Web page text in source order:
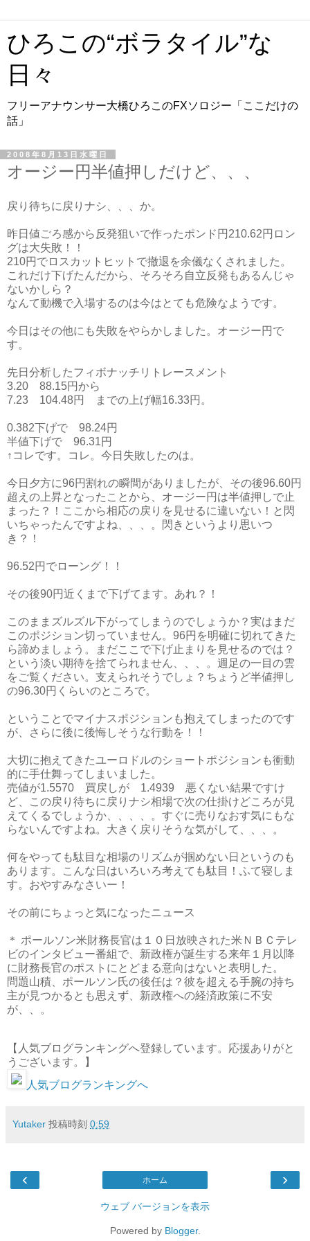
ひろこの“ボラタイル”な
日々
フリーアナウンサー大橋ひろこのFXソロジー「ここだけの
話」
2008年8月13日水曜日
オージー円半値押しだけど、、、
戻り待ちに戻りナシ、、、か。
昨日値ごろ感から反発狙いで作ったポンド円210.62円ロン
グは大失敗！！
210円でロスカットヒットで撤退を余儀なくされました。
これだけ下げたんだから、そろそろ自立反発もあるんじゃ
ないかしら？
なんて動機で入場するのは今はとても危険なようです。
今日はその他にも失敗をやらかしました。オージー円で
す。
先日分析したフィボナッチリトレースメント
3.20 88.15円から
7.23 104.48円 までの上げ幅16.33円。
0.382下げで 98.24円
半値下げで 96.31円
↑コレです。コレ。今日失敗したのは。
今日夕方に96円割れの瞬間がありましたが、その後96.60円
超えの上昇となったことから、オージー円は半値押しで止
まった？！ここから相応の戻りを見せるに違いない！と閃
いちゃったんですよね、、、。閃きというより思いつ
き？！
96.52円でローング！！
その後90円近くまで下げてます。あれ？！
このままズルズル下がってしまうのでしょうか？実はまだ
このポジション切っていません。96円を明確に切れてきた
ら諦めましょう。まだここで下げ止まりを見せるのでは？
という淡い期待を捨てられません、、、。週足の一目の雲
をご覧ください。支えられそうでしょ？ちょうど半値押し
の96.30円くらいのところで。
ということでマイナスポジションも抱えてしまったのです
が、さらに後に後悔しそうな行動を！！
大切に抱えてきたユーロドルのショートポジションも衝動
的に手仕舞ってしまいました。
売値が1.5570 買戻しが 1.4939 悪くない結果ですけ
ど、この戻り待ちに戻りナシ相場で次の仕掛けどころが見
えてくるでしょうか、、、、。すぐに売りなおす気にもな
らないんですよね。大きく戻りそうな気がして、、、。
何をやっても駄目な相場のリズムが掴めない日というのも
あります。こんな日はいろいろ考えても駄目！ふて寝しま
す。おやすみなさいー！
その前にちょっと気になったニュース
＊ ポールソン米財務長官は１０日放映された米ＮＢＣテレ
ビのインタビュー番組で、新政権が誕生する来年１月以降
に財務長官のポストにとどまる意向はないと表明した。
問題山積、ポールソン氏の後任は？彼を超える手腕の持ち
主が見つかるとも思えず、新政権への経済政策に不安
が、、。
【人気ブログランキングへ登録しています。応援ありがと
うございます。】
人気ブログランキングへ
Yutaker 投稿時刻 0:59
‹ ›
ホーム
ウェブ バージョンを表示
Powered by Blogger.